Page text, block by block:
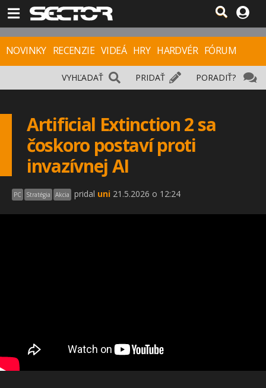
NOVINKY RECENZIE VIDEÁ HRY HARDVÉR FÓRUM
PORADIŤ?
PRIDAŤ
VYHĽADAŤ
Artificial Extinction 2 sa
čoskoro postaví proti
invazívnej AI
PC Stratégia Akcia pridal uni 21.5.2026 o 12:24